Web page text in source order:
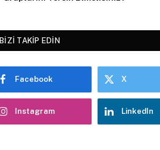
BIZI TAKIP EDIN
Facebook X
Instagram LinkedIn